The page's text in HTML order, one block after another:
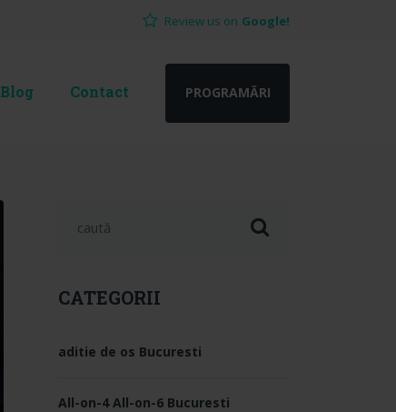
Review us on Google!
Blog Contact PROGRAMĂRI
CATEGORII
aditie de os Bucuresti
All-on-4 All-on-6 Bucuresti